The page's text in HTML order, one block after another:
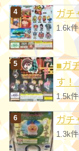
ガチ
1.6k
■ガ
す！
1.5k
ガチ
1.3k